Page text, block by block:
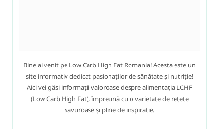
Bine ai venit pe Low Carb High Fat Romania! Acesta este un
site informativ dedicat pasionaților de sănătate și nutriție!
Aici vei găsi informații valoroase despre alimentația LCHF
(Low Carb High Fat), împreună cu o varietate de rețete
savuroase și pline de inspiratie.